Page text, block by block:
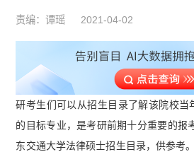
责编：谭瑶 2021-04-02
研考生们可以从招生目录了解该院校当
的目标专业，是考研前期十分重要的报
东交通大学法律硕士招生目录，供参考